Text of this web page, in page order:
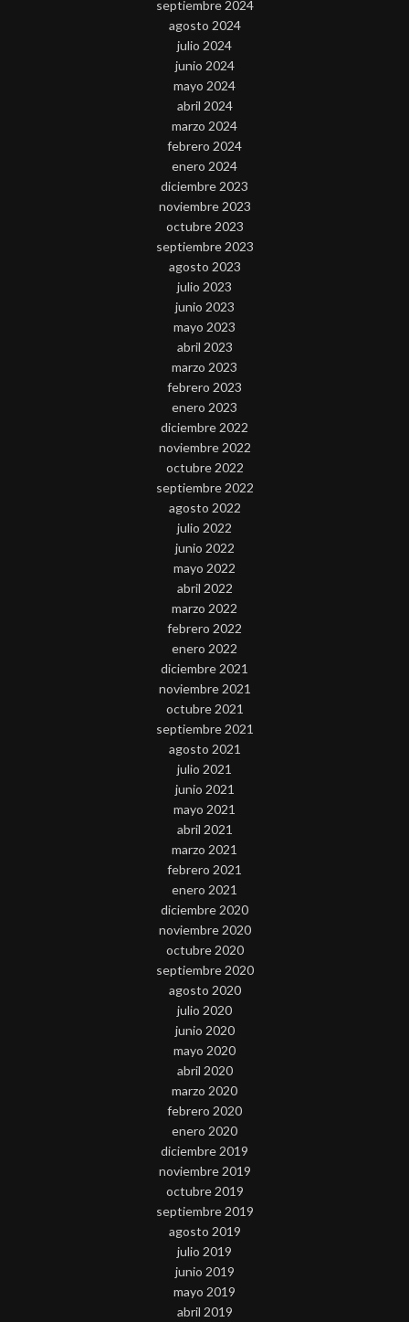
septiembre 2024
agosto 2024
julio 2024
junio 2024
mayo 2024
abril 2024
marzo 2024
febrero 2024
enero 2024
diciembre 2023
noviembre 2023
octubre 2023
septiembre 2023
agosto 2023
julio 2023
junio 2023
mayo 2023
abril 2023
marzo 2023
febrero 2023
enero 2023
diciembre 2022
noviembre 2022
octubre 2022
septiembre 2022
agosto 2022
julio 2022
junio 2022
mayo 2022
abril 2022
marzo 2022
febrero 2022
enero 2022
diciembre 2021
noviembre 2021
octubre 2021
septiembre 2021
agosto 2021
julio 2021
junio 2021
mayo 2021
abril 2021
marzo 2021
febrero 2021
enero 2021
diciembre 2020
noviembre 2020
octubre 2020
septiembre 2020
agosto 2020
julio 2020
junio 2020
mayo 2020
abril 2020
marzo 2020
febrero 2020
enero 2020
diciembre 2019
noviembre 2019
octubre 2019
septiembre 2019
agosto 2019
julio 2019
junio 2019
mayo 2019
abril 2019